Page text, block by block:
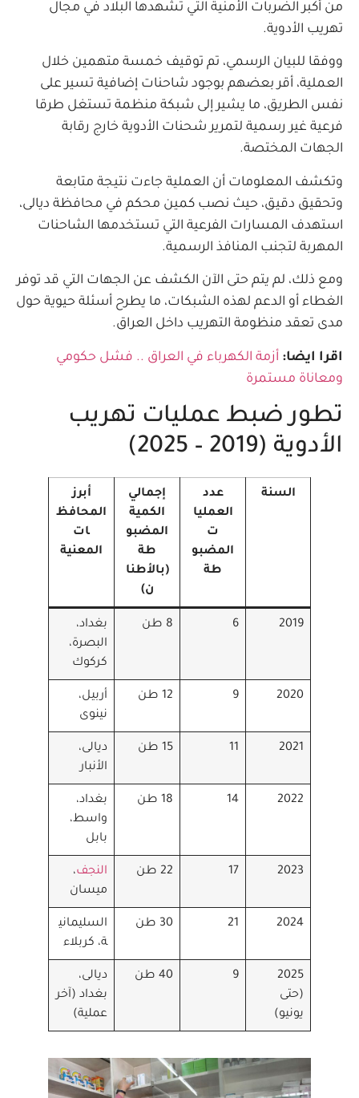
من أكبر الضربات الأمنية التي تشهدها البلاد في مجال
تهريب الأدوية.
ووفقا للبيان الرسمي، تم توقيف خمسة متهمين خلال
العملية، أقر بعضهم بوجود شاحنات إضافية تسير على
نفس الطريق، ما يشير إلى شبكة منظمة تستغل طرقا
فرعية غير رسمية لتمرير شحنات الأدوية خارج رقابة
الجهات المختصة.
وتكشف المعلومات أن العملية جاءت نتيجة متابعة
وتحقيق دقيق، حيث نصب كمين محكم في محافظة ديالى،
استهدف المسارات الفرعية التي تستخدمها الشاحنات
المهربة لتجنب المنافذ الرسمية.
ومع ذلك، لم يتم حتى الآن الكشف عن الجهات التي قد توفر
الغطاء أو الدعم لهذه الشبكات، ما يطرح أسئلة حيوية حول
مدى تعقد منظومة التهريب داخل العراق.
اقرا ايضا: أزمة الكهرباء في العراق .. فشل حكومي
ومعاناة مستمرة
تطور ضبط عمليات تهريب
الأدوية (2019 – 2025)
السنة
عدد
العمليا
ت
المضبو
طة
إجمالي
الكمية
المضبو
طة
(بالأطنا
ن)
أبرز
المحافظ
ات
المعنية
2019
6 8 طن
بغداد،
البصرة،
كركوك
2020
9 12 طن
أربيل،
نينوى
2021
11 15 طن
ديالى،
الأنبار
2022
14 18 طن
بغداد،
واسط،
بابل
2023
17 22 طن النجف،
ميسان
2024
21 30 طن
السليماني
ة، كربلاء
2025
(حتى
يونيو)
9 40 طن
ديالى،
بغداد (آخر
عملية)